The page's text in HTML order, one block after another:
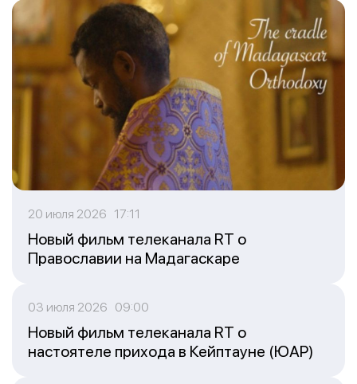
20 июля 2026 17:11
Новый фильм телеканала RT о
Православии на Мадагаскаре
03 июля 2026 09:00
Новый фильм телеканала RT о
настоятеле прихода в Кейптауне (ЮАР)